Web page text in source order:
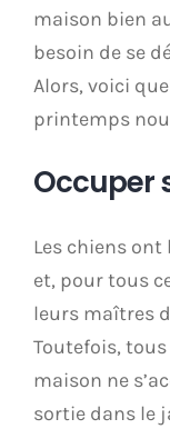
maison bien
besoin de se
Alors, voici
printemps
Occuper
Les chiens
et, pour tous
leurs maîtres
Toutefois,
maison ne
sortie dans le